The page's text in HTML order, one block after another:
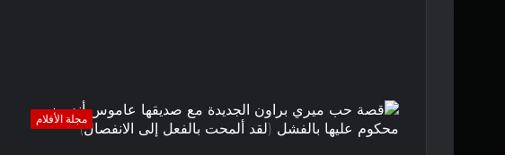
مجلة الأفلام